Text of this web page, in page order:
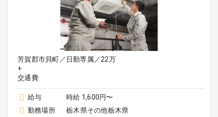
芳賀郡市貝町／日勤専属／22万
+
交通費
給与
時給 1,600円〜
勤務場所
栃木県その他栃木県